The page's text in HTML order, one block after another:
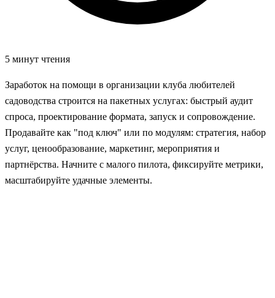
5 минут чтения
Заработок на помощи в организации клуба любителей
садоводства строится на пакетных услугах: быстрый аудит
спроса, проектирование формата, запуск и сопровождение.
Продавайте как "под ключ" или по модулям: стратегия, набор
услуг, ценообразование, маркетинг, мероприятия и
партнёрства. Начните с малого пилота, фиксируйте метрики,
масштабируйте удачные элементы.